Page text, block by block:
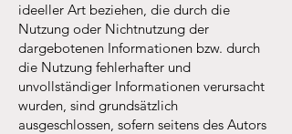
ideeller Art beziehen, die durch die
Nutzung oder Nichtnutzung der
dargebotenen Informationen bzw. durch
die Nutzung fehlerhafter und
unvollständiger Informationen verursacht
wurden, sind grundsätzlich
ausgeschlossen, sofern seitens des Autors